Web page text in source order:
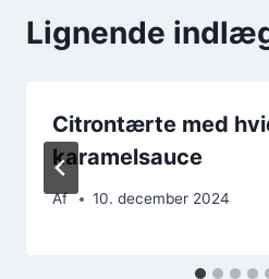
Lignende
Citrontærte med
karamelsauce
Af 10. december 2024